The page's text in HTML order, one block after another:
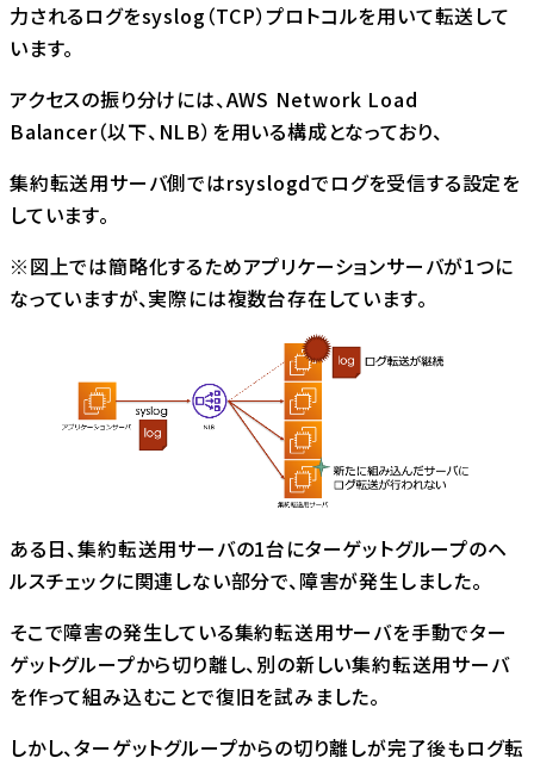
力されるログをsyslog（TCP）プロトコルを用いて転送して
います。
アクセスの振り分けには、AWS Network Load
Balancer（以下、NLB）を用いる構成となっており、
集約転送用サーバ側ではrsyslogdでログを受信する設定を
しています。
※図上では簡略化するためアプリケーションサーバが1つに
なっていますが、実際には複数台存在しています。
ある日、集約転送⽤サーバの1台にターゲットグループのヘ
ルスチェックに関連しない部分で、障害が発⽣しました。
そこで障害の発⽣している集約転送⽤サーバを手動でター
ゲットグループから切り離し、別の新しい集約転送⽤サーバ
を作って組み込むことで復旧を試みました。
しかし、ターゲットグループからの切り離しが完了後もログ転